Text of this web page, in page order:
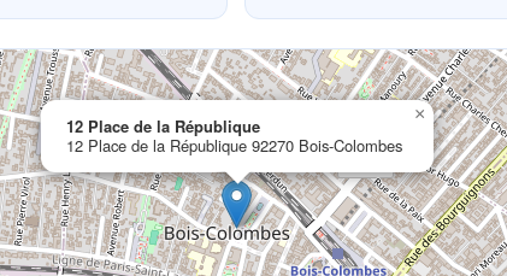
AC6810980
de la République
92270 Bois-Colombes
12 Place de la République
12 Place de la République 92270 Bois-Colombes
×